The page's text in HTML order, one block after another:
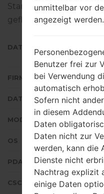
Standart -
geflascht wird,gibt es
DATEINAME
FIRMWARE TYP
DATEIGRÖSSE
MODELL
OS
PDA/AP AUSFÜHRUNG
CSC AUSFÜHRUNG
unmittelbar vor
angezeigt werden.
Benutzer frei zur
bei Verwendung
automatisch
Sofern nicht
in diesem
Daten
Daten nicht zur
werden, kann die
Dienste nicht
Nachtrag explizit
einige Daten